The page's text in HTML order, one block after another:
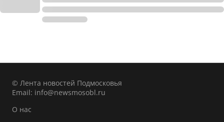
© Лента новостей Подмосковья
Email: info@newsmosobl.ru
О нас